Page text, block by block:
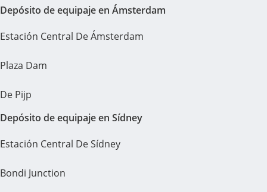
Depósito de equipaje en Ámsterdam
Estación Central De Ámsterdam
Plaza Dam
De Pijp
Depósito de equipaje en Sídney
Estación Central De Sídney
Bondi Junction